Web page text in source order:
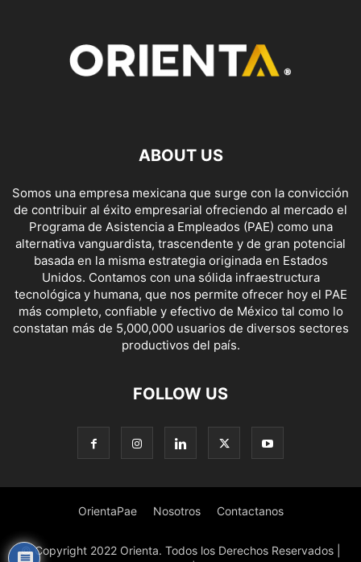
ABOUT US
Somos una empresa mexicana que surge con la convicción
de contribuir al éxito empresarial ofreciendo al mercado el
Programa de Asistencia a Empleados (PAE) como una
alternativa vanguardista, trascendente y de gran potencial
basada en la misma estrategia originada en Estados
Unidos. Contamos con una sólida infraestructura
tecnológica y humana, que nos permite ofrecer hoy el PAE
más completo, confiable y efectivo de México tal como lo
constatan más de 5,000,000 usuarios de diversos sectores
productivos del país.
FOLLOW US
OrientaPae Nosotros Contactanos
© Copyright 2022 Orienta. Todos los Derechos Reservados |